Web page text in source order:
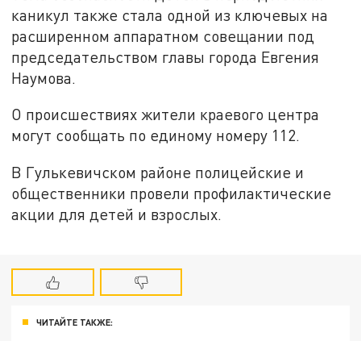
каникул также стала одной из ключевых на
расширенном аппаратном совещании под
председательством главы города Евгения
Наумова.
О происшествиях жители краевого центра
могут сообщать по единому номеру 112.
В Гулькевичском районе полицейские и
общественники провели профилактические
акции для детей и взрослых.
ЧИТАЙТЕ ТАКЖЕ: